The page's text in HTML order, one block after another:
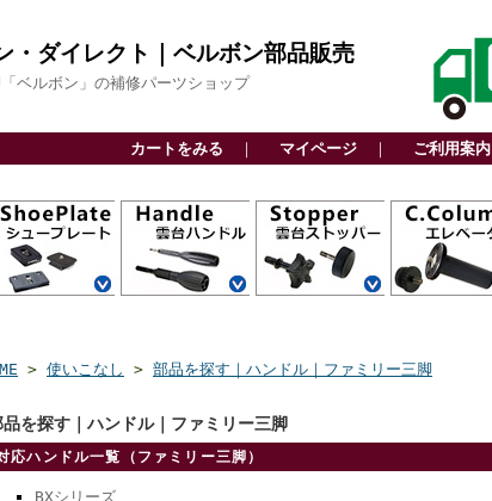
・ダイレクト｜ベルボン部品販売
ベルボン」の補修パーツショップ
カートをみる ｜ マイページ ｜ ご利用案内
> 使いこなし > 部品を探す｜ハンドル｜ファミリー三脚
品を探す｜ハンドル｜ファミリー三脚
応ハンドル一覧（ファミリー三脚）
BXシリーズ